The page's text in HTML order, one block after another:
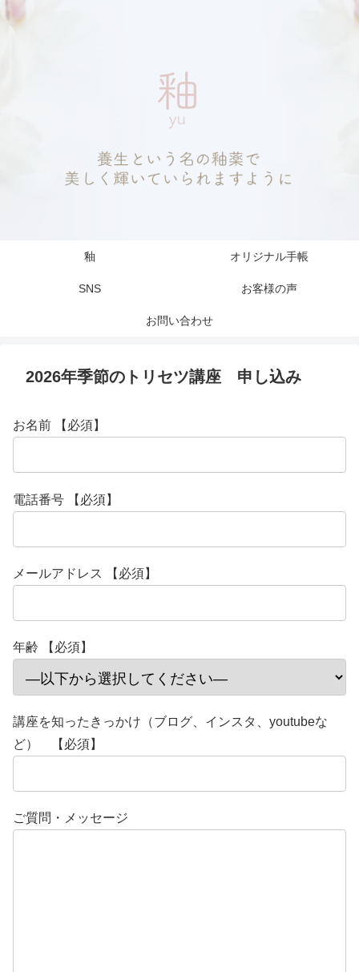
釉 オリジナル手帳
SNS お客様の声
お問い合わせ
2026年季節のトリセツ講座 申し込み
お名前 【必須】
電話番号 【必須】
メールアドレス 【必須】
年齢 【必須】
講座を知ったきっかけ（ブログ、インスタ、youtubeな
ど） 【必須】
ご質問・メッセージ